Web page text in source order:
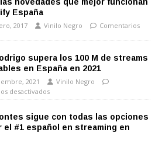
España
2017 Vinilo Negro
Comentarios
supera los 100 M de streams
en España en 2021
2021
Vinilo Negro
desactivados
sigue con todas las opciones
el #1 español en streaming en